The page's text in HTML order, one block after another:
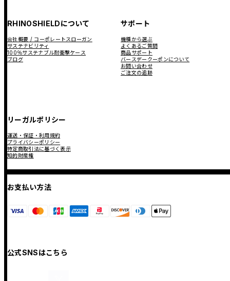
RHINOSHIELDについて
会社概要 / コーポレートスローガン
サステナビリティ
100％サステナブル耐衝撃ケース
ブログ
サポート
機種から選ぶ
よくあるご質問
商品サポート
バースデークーポンについて
お問い合わせ
ご注文の追跡
リーガルポリシー
運送・保証・利用規約
プライバシーポリシー
特定商取引法に基づく表示
知的財産権
お支払い方法
公式SNSはこちら